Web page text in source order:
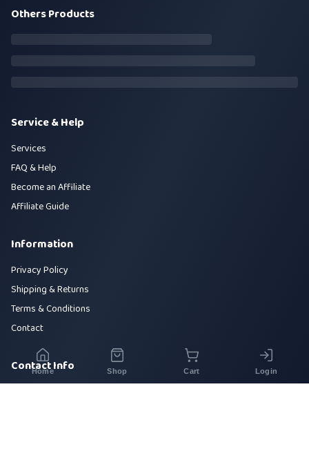
Others Products
Service & Help
Services
FAQ & Help
Become an Affiliate
Affiliate Guide
Information
Privacy Policy
Shipping & Returns
Terms & Conditions
Contact
Contact Info
Home Shop Cart Login